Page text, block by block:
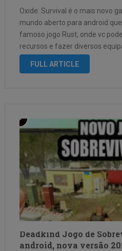
Oxide: Survival é o mais novo
mundo aberto para android
famoso jogo Rust, onde vc
recursos e fazer diversos
jogo conta com o Modo
FULL ARTICLE
Deadkind Jogo de
android, nova versão